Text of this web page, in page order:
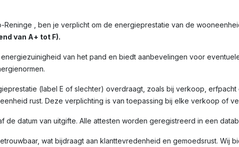
, ben je verplicht om de energieprestatie van de
van A+ tot F).
van het pand en biedt aanbevelingen voor
(label E of slechter) overdraagt, zoals bij verkoop,
rust. Deze verplichting is van toepassing bij elke verkoop of
de datum van uitgifte. Alle attesten worden geregistreerd in een
wat bijdraagt aan klanttevredenheid en gemoedsrust. Wij